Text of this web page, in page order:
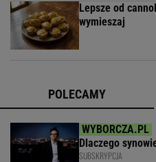
Lepsze od
wymieszaj
POLECAMY
Dlaczego
SUBSKRYPCJA